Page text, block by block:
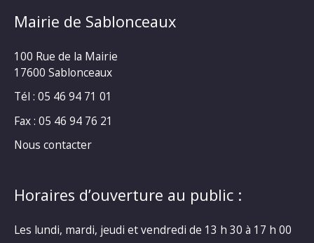
Mairie de Sablonceaux
100 Rue de la Mairie
17600 Sablonceaux
Tél : 05 46 94 71 01
Fax : 05 46 94 76 21
Nous contacter
Horaires d’ouverture au public :
Les lundi, mardi, jeudi et vendredi de 13 h 30 à 17 h 00